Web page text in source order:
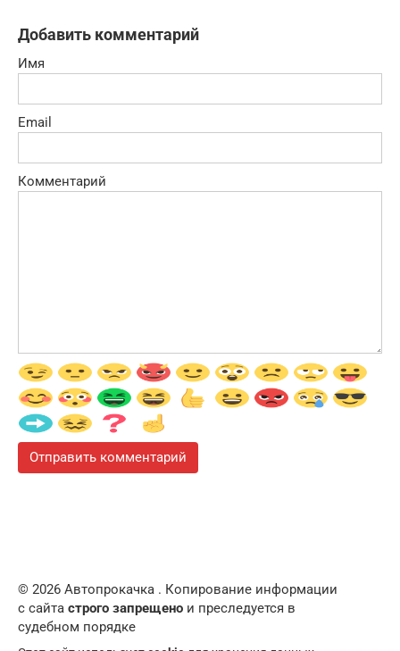
Добавить комментарий
Имя
Email
Комментарий
© 2026 Автопрокачка . Копирование информации
с сайта строго запрещено и преследуется в
судебном порядке